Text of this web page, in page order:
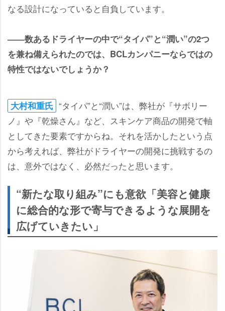
なる設計になっていると自負しています。
――数あるドライヤーの中で“タイパ”と“潤い”の2つ
を兼ね備えられたのでは、BCLカンパニーならではの
特性ではないでしょうか？
大村和重氏 “タイパ”と“潤い”は、弊社が『サボリー
ノ』や『乾燥さん』など、スキンケア商品の開発で軸
としてきた要素ですからね。それを活かしたという点
から考えれば、弊社がドライヤーの開発に挑戦するの
は、意外ではなく、必然だったと思います。
“新たな取り組み”にも意欲「美容と健康
に総合的な形で寄与できるような展開を
広げていきたい」